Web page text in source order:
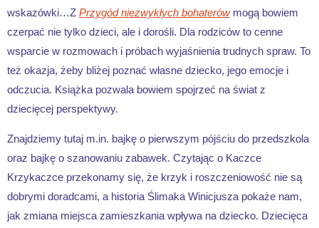
wskazówki…Z Przygód niezwykłych bohaterówmogą bowiem
czerpać nie tylko dzieci, ale i dorośli. Dla rodziców to cenne
wsparcie w rozmowach i próbach wyjaśnienia trudnych spraw. To
też okazja, żeby bliżej poznać własne dziecko, jego emocje i
odczucia. Książka pozwala bowiem spojrzeć na świat z
dziecięcej perspektywy.
Znajdziemy tutaj m.in. bajkę o pierwszym pójściu do przedszkola
oraz bajkę o szanowaniu zabawek. Czytając o Kaczce
Krzykaczce przekonamy się, że krzyk i roszczeniowość nie są
dobrymi doradcami, a historia Ślimaka Winicjusza pokaże nam,
jak zmiana miejsca zamieszkania wpływa na dziecko. Dziecięca